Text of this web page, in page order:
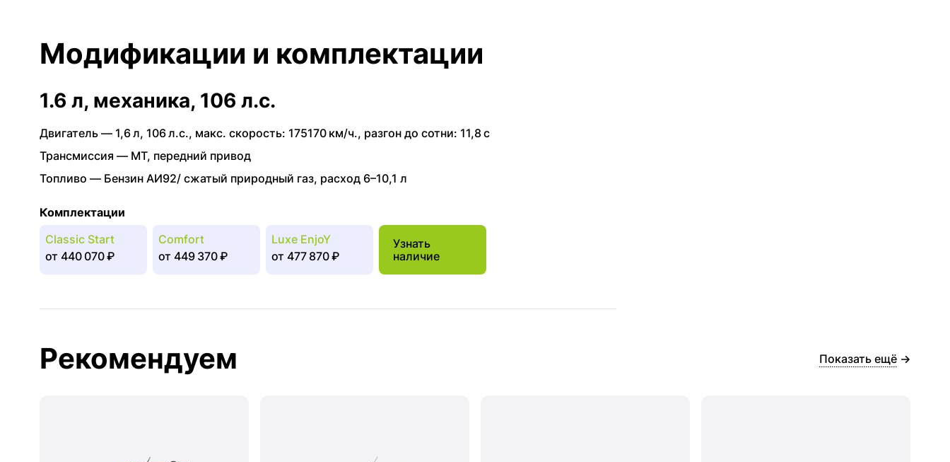
Модификации и комплектации
1.6 л, механика, 106 л.с.
Двигатель — 1,6 л, 106 л.с., макс. скорость: 175170 км/ч., разгон до сотни: 11,8 с
Трансмиссия — MT, передний привод
Топливо — Бензин АИ92/ сжатый природный газ, расход 6–10,1 л
Комплектации
Classic Start
от 440 070 ₽
Comfort
от 449 370 ₽
Luxe EnjoY
от 477 870 ₽
Узнать
наличие
Рекомендуем Показать ещё